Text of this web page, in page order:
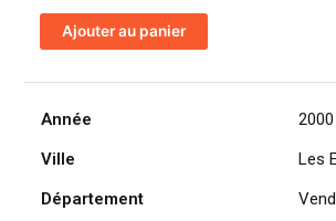
de
Jeton
Les
Epesses
Ajouter au panier
Année
2000
Ville
Les
Département